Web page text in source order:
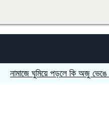
ঘুমিয়ে পড়লে কি অজু ভেঙে যায়?